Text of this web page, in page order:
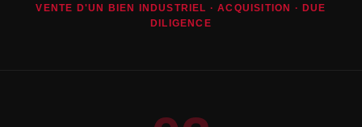
VENTE D'UN BIEN INDUSTRIEL · ACQUISITION · DUE
DILIGENCE